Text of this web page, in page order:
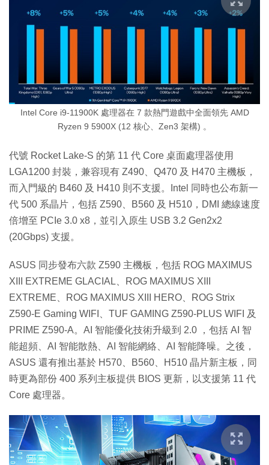
Intel Core i9-11900K 處理器在 7 款熱門遊戲中全面領先 AMD
Ryzen 9 5900X (12 核心、Zen3 架構) 。
代號 Rocket Lake-S 的第 11 代 Core 桌面處理器使用
LGA1200 封裝，兼容現有 Z490、Q470 及 H470 主機板，
而入門級的 B460 及 H410 則不支援。Intel 同時也公布新一
代 500 系晶片，包括 Z590、B560 及 H510，DMI 總線速度
倍增至 PCIe 3.0 x8，並引入原生 USB 3.2 Gen2x2
(20Gbps) 支援。
ASUS 同步發布六款 Z590 主機板，包括 ROG MAXIMUS
XIII EXTREME GLACIAL、ROG MAXIMUS XIII
EXTREME、ROG MAXIMUS XIII HERO、ROG Strix
Z590-E Gaming WIFI、TUF GAMING Z590-PLUS WIFI 及
PRIME Z590-A。AI 智能優化技術升級到 2.0 ，包括 AI 智
能超頻、AI 智能散熱、AI 智能網絡、AI 智能降噪。之後，
ASUS 還有推出基於 H570、B560、H510 晶片新主板，同
時更為部份 400 系列主板提供 BIOS 更新，以支援第 11 代
Core 處理器。